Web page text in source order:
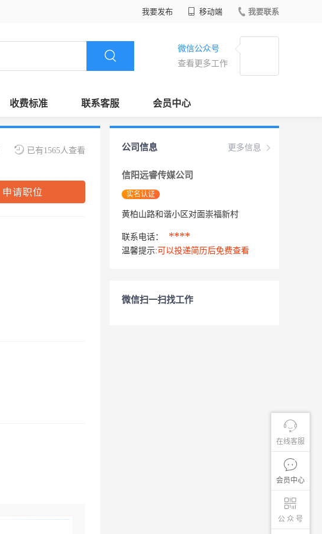
我要发布 移动端 我要联系
微信公众号
查看更多工作
收费标准 联系客服 会员中心
在线客服
会员中心
公 众 号
已有1565人查看
申请职位
更多信息
公司信息
信阳远睿传媒公司
实名认证
黄柏山路和谐小区对面崇福新村
联系电话： ****
温馨提示: 可以投递简历后免费查看
微信扫一扫找工作